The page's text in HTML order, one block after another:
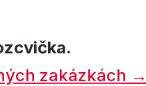
zakázkách →